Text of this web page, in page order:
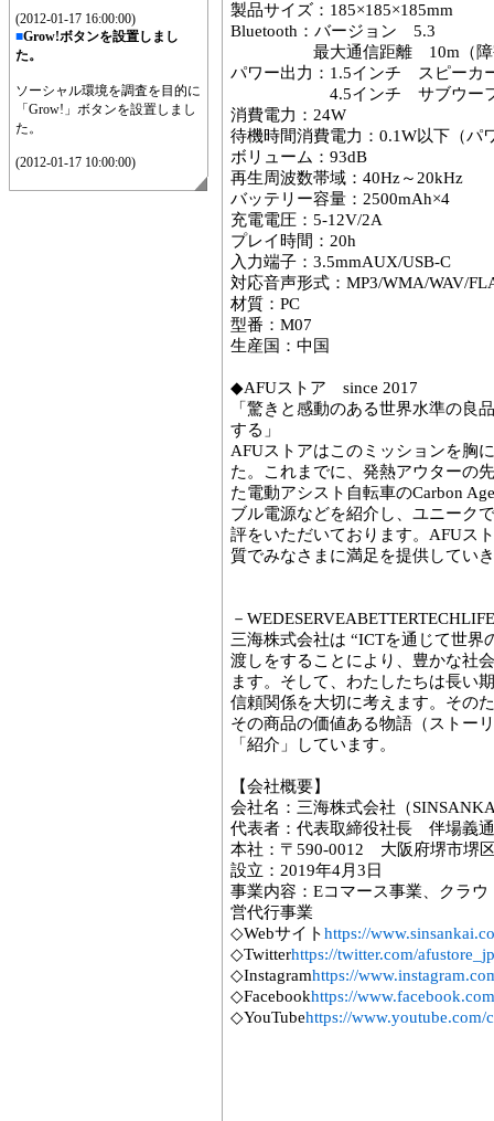
(2012-01-17 16:00:00)
■Grow!ボタンを設置しまし
た。
ソーシャル環境を調査を目的に
「Grow!」ボタンを設置しまし
た。
(2012-01-17 10:00:00)
製品サイズ：185×185×185mm
Bluetooth：バージョン 5.3
最大通信距離 10m（障害
パワー出力：1.5インチ スピーカ
4.5インチ サブウーフ
消費電力：24W
待機時間消費電力：0.1W以下（パ
ボリューム：93dB
再生周波数帯域：40Hz～20kHz
バッテリー容量：2500mAh×4
充電電圧：5-12V/2A
プレイ時間：20h
入力端子：3.5mmAUX/USB-C
対応音声形式：MP3/WMA/WAV/
材質：PC
型番：M07
生産国：中国
◆AFUストア since 2017
「驚きと感動のある世界水準の良
する」
AFUストアはこのミッションを胸
た。これまでに、発熱アウターの
た電動アシスト自転車のCarbon
ブル電源などを紹介し、ユニーク
評をいただいております。AFUス
質でみなさまに満足を提供してい
－
三海株式会社は “ICTを通じて世
渡しをすることにより、豊かな社
ます。そして、わたしたちは長い
信頼関係を大切に考えます。その
その商品の価値ある物語（ストー
「紹介」しています。
【会社概要】
会社名：三海株式会社（
代表者：代表取締役社長 伴場義通
本社：〒590-0012 大阪府堺市堺
設立：2019年4月3日
事業内容：Eコマース事業、クラ
営代行事業
◇Webサイトhttps://
◇Twitterhttps://twitter.com/afustore_jp
◇Instagramhttps://
◇Facebookhttps://
◇YouTubehttps://www.youtube.com/